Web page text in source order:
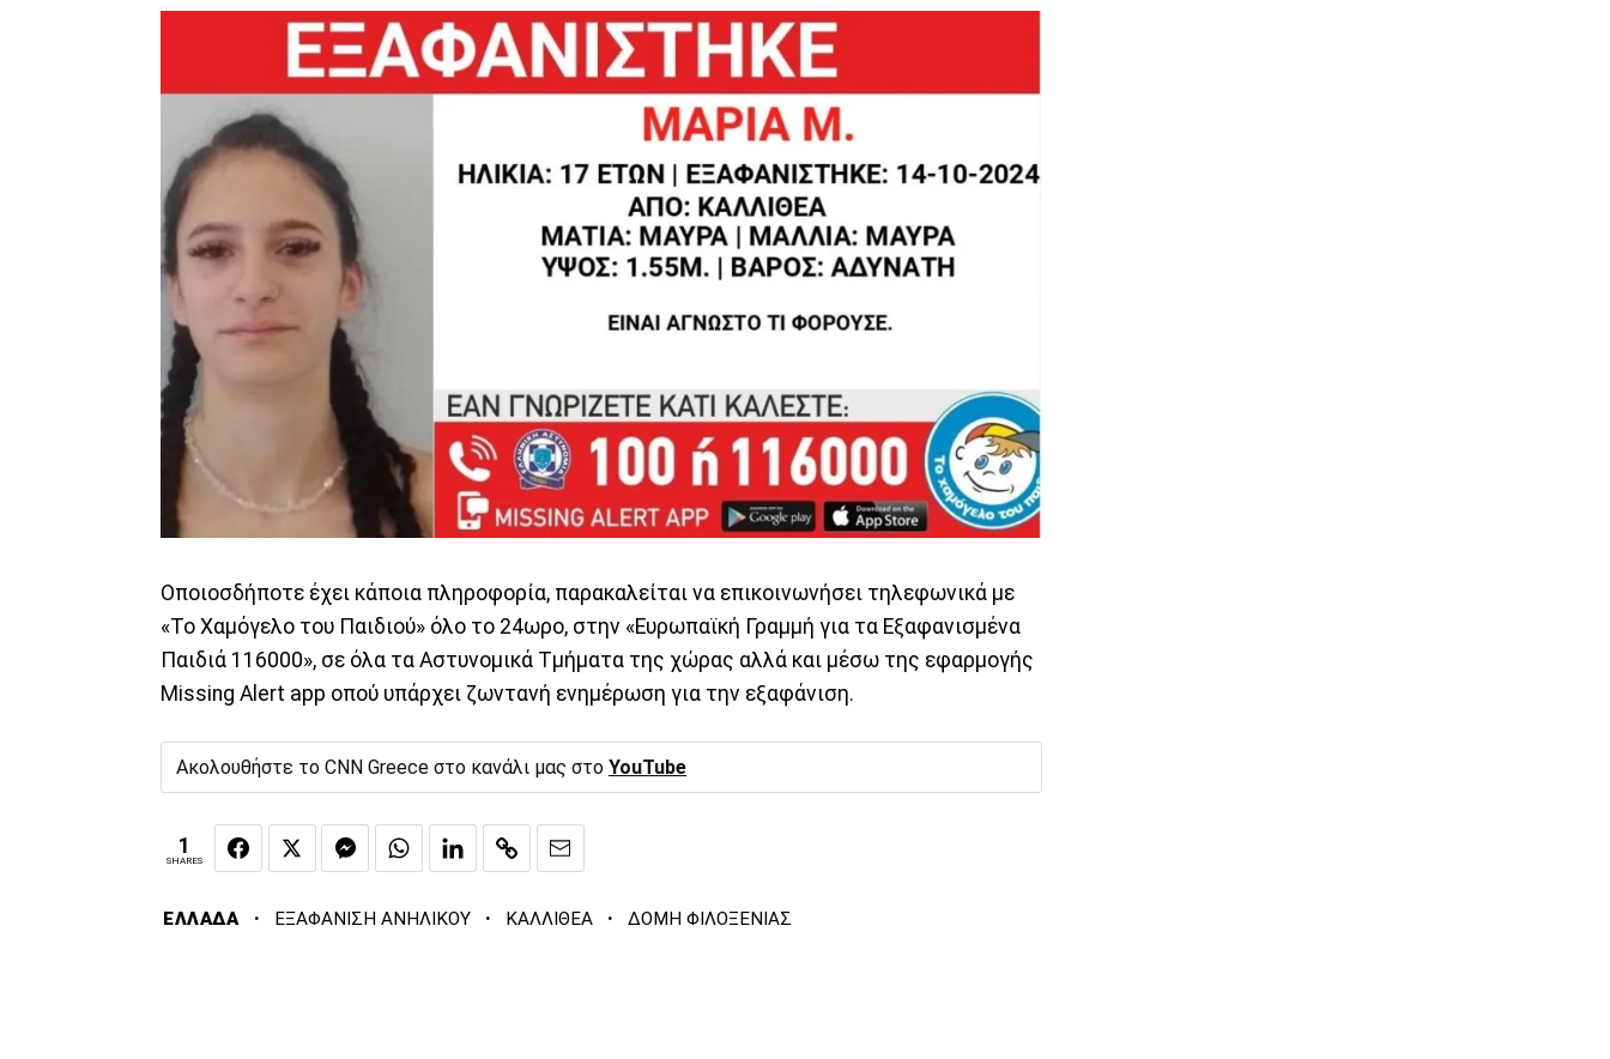
Οποιοσδήποτε έχει κάποια πληροφορία, παρακαλείται να επικοινωνήσει τηλεφωνικά με
«Το Χαμόγελο του Παιδιού» όλο το 24ωρο, στην «Ευρωπαϊκή Γραμμή για τα Εξαφανισμένα
Παιδιά 116000», σε όλα τα Αστυνομικά Τμήματα της χώρας αλλά και μέσω της εφαρμογής
Missing Alert app οπού υπάρχει ζωντανή ενημέρωση για την εξαφάνιση.
Ακολουθήστε το CNN Greece στο κανάλι μας στο YouTube
1
SHARES
ΕΛΛΑΔΑ · ΕΞΑΦΑΝΙΣΗ ΑΝΗΛΙΚΟΥ · ΚΑΛΛΙΘΕΑ · ΔΟΜΗ ΦΙΛΟΞΕΝΙΑΣ